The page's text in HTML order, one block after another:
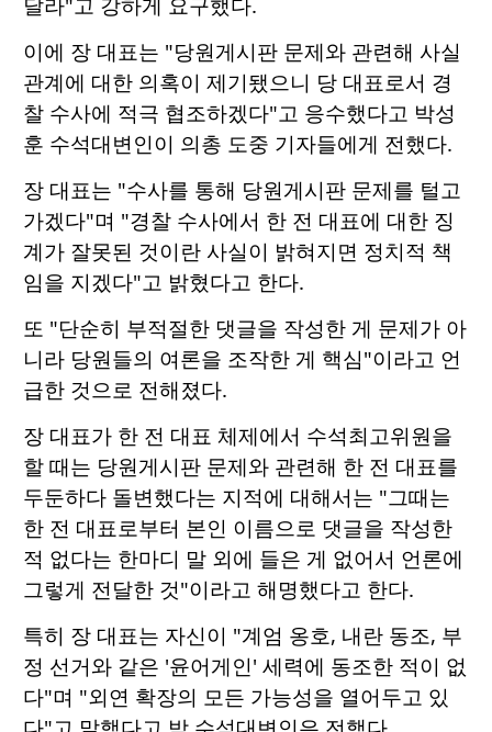
이에 장 대표는 "당원게시판 문제와 관련해 사실
관계에 대한 의혹이 제기됐으니 당 대표로서 경
찰 수사에 적극 협조하겠다"고 응수했다고 박성
훈 수석대변인이 의총 도중 기자들에게 전했다.
장 대표는 "수사를 통해 당원게시판 문제를 털고
가겠다"며 "경찰 수사에서 한 전 대표에 대한 징
계가 잘못된 것이란 사실이 밝혀지면 정치적 책
임을 지겠다"고 밝혔다고 한다.
또 "단순히 부적절한 댓글을 작성한 게 문제가 아
니라 당원들의 여론을 조작한 게 핵심"이라고 언
급한 것으로 전해졌다.
장 대표가 한 전 대표 체제에서 수석최고위원을
할 때는 당원게시판 문제와 관련해 한 전 대표를
두둔하다 돌변했다는 지적에 대해서는 "그때는
한 전 대표로부터 본인 이름으로 댓글을 작성한
적 없다는 한마디 말 외에 들은 게 없어서 언론에
그렇게 전달한 것"이라고 해명했다고 한다.
특히 장 대표는 자신이 "계엄 옹호, 내란 동조, 부
정 선거와 같은 '윤어게인' 세력에 동조한 적이 없
다"며 "외연 확장의 모든 가능성을 열어두고 있